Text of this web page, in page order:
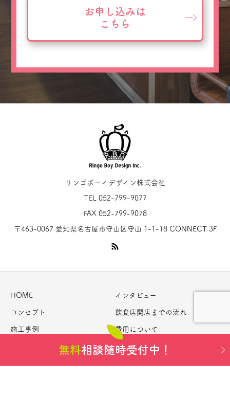
お申し込みは
こちら
リンゴボーイデザイン株式会社
TEL 052-799-9077
FAX 052-799-9078
〒463-0067 愛知県名古屋市守山区守山 1-1-18 CONNECT 3F
HOME インタビュー
コンセプト 飲食店開店までの流れ
施工事例 費用について
特定商取引法に関する記載
無料相談随時受付中！